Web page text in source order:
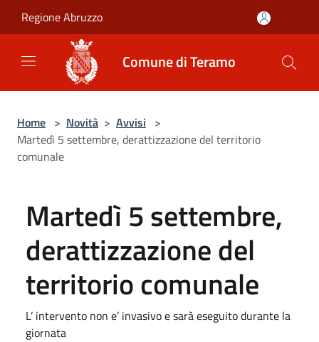
Regione Abruzzo
Comune di Teramo
Home > Novità > Avvisi >
Martedì 5 settembre, derattizzazione del territorio
comunale
Martedì 5 settembre,
derattizzazione del
territorio comunale
L’ intervento non e’ invasivo e sarà eseguito durante la
giornata